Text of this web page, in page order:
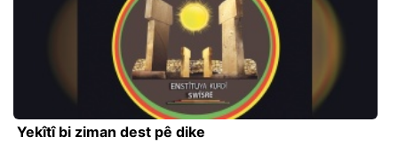
Yekîtî bi ziman dest pê dike